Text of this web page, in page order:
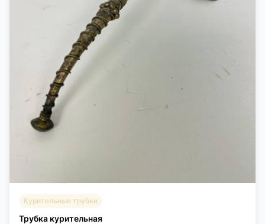
Курительные трубки
Трубка курительная